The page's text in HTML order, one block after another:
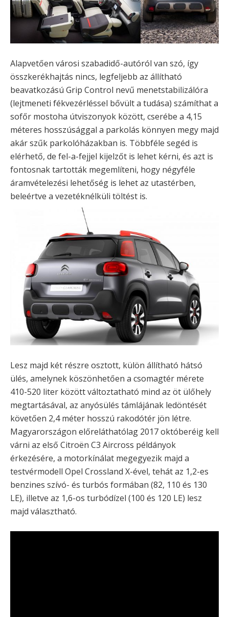
Alapvetően városi szabadidő-autóról van szó, így
összkerékhajtás nincs, legfeljebb az állítható
beavatkozású Grip Control nevű menetstabilizálóra
(lejtmeneti fékvezérléssel bővült a tudása) számíthat a
sofőr mostoha útviszonyok között, cserébe a 4,15
méteres hosszúsággal a parkolás könnyen megy majd
akár szűk parkolóházakban is. Többféle segéd is
elérhető, de fel-a-fejjel kijelzőt is lehet kérni, és azt is
fontosnak tartották megemlíteni, hogy négyféle
áramvételezési lehetőség is lehet az utastérben,
beleértve a vezetéknélküli töltést is.
Lesz majd két részre osztott, külön állítható hátsó
ülés, amelynek köszönhetően a csomagtér mérete
410-520 liter között változtatható mind az öt ülőhely
megtartásával, az anyósülés támlájának ledöntését
követően 2,4 méter hosszú rakodótér jön létre.
Magyarországon előreláthatólag 2017 októberéig kell
várni az első Citroën C3 Aircross példányok
érkezésére, a motorkínálat megegyezik majd a
testvérmodell Opel Crossland X-ével, tehát az 1,2-es
benzines szívó- és turbós formában (82, 110 és 130
LE), illetve az 1,6-os turbódízel (100 és 120 LE) lesz
majd választható.